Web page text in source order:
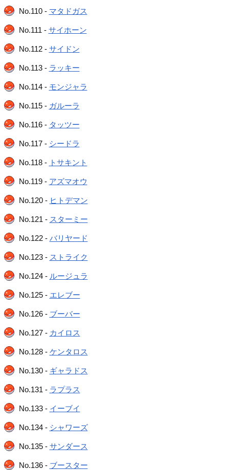
No.110 - マタドガス
No.111 - サイホーン
No.112 - サイドン
No.113 - ラッキー
No.114 - モンジャラ
No.115 - ガルーラ
No.116 - タッツー
No.117 - シードラ
No.118 - トサキント
No.119 - アズマオウ
No.120 - ヒトデマン
No.121 - スターミー
No.122 - バリヤード
No.123 - ストライク
No.124 - ルージュラ
No.125 - エレブー
No.126 - ブーバー
No.127 - カイロス
No.128 - ケンタロス
No.130 - ギャラドス
No.131 - ラプラス
No.133 - イーブイ
No.134 - シャワーズ
No.135 - サンダース
No.136 - ブースター